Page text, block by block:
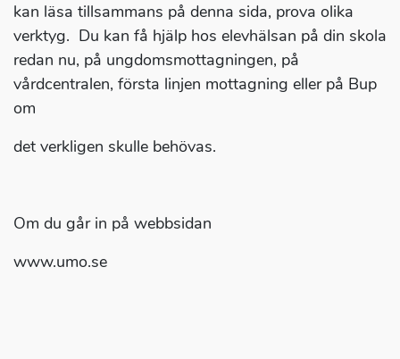
kan läsa tillsammans på denna sida, prova olika
verktyg. Du kan få hjälp hos elevhälsan på din skola
redan nu, på ungdomsmottagningen, på
vårdcentralen, första linjen mottagning eller på Bup
om
det verkligen skulle behövas.
Om du går in på webbsidan
www.umo.se